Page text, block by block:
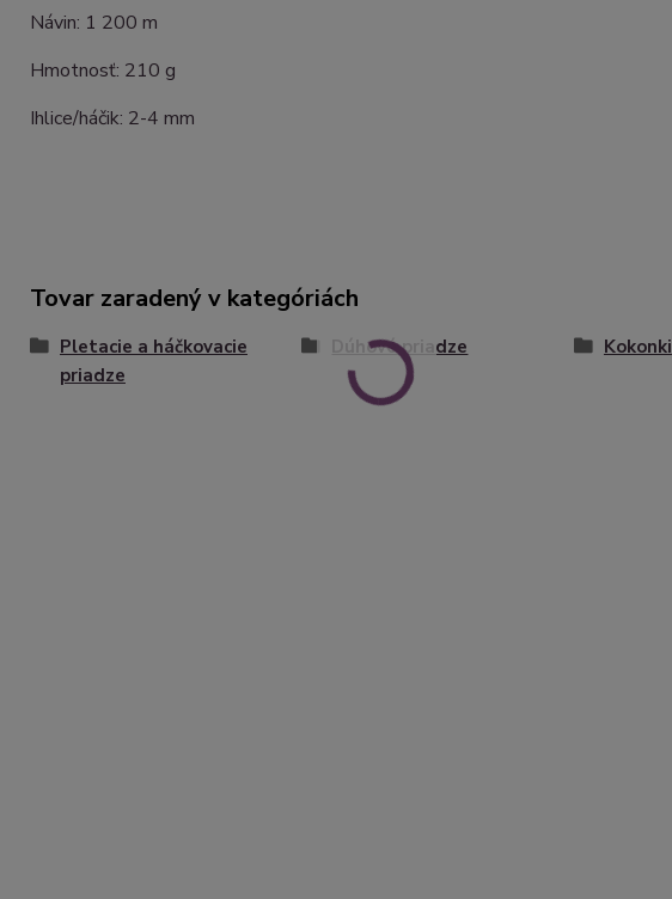
Návin: 1 200 m
Hmotnosť: 210 g
Ihlice/háčik: 2-4 mm
Tovar zaradený v kategóriách
Pletacie a háčkovacie
priadze
Dúhové priadze Kokonki